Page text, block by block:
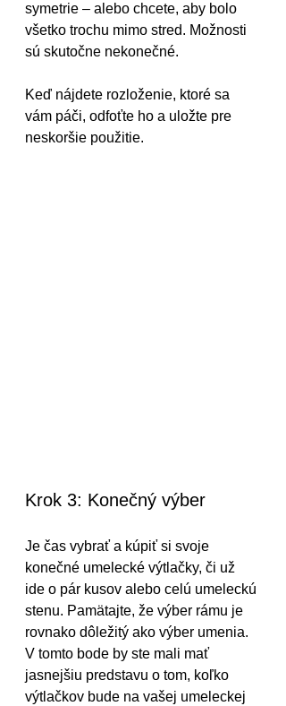
symetrie – alebo chcete, aby bolo
všetko trochu mimo stred. Možnosti
sú skutočne nekonečné.
Keď nájdete rozloženie, ktoré sa
vám páči, odfoťte ho a uložte pre
neskoršie použitie.
Krok 3: Konečný výber
Je čas vybrať a kúpiť si svoje
konečné umelecké výtlačky, či už
ide o pár kusov alebo celú umeleckú
stenu. Pamätajte, že výber rámu je
rovnako dôležitý ako výber umenia.
V tomto bode by ste mali mať
jasnejšiu predstavu o tom, koľko
výtlačkov bude na vašej umeleckej